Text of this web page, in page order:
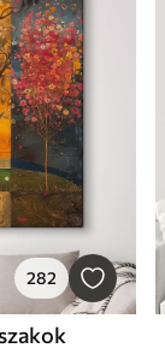
282